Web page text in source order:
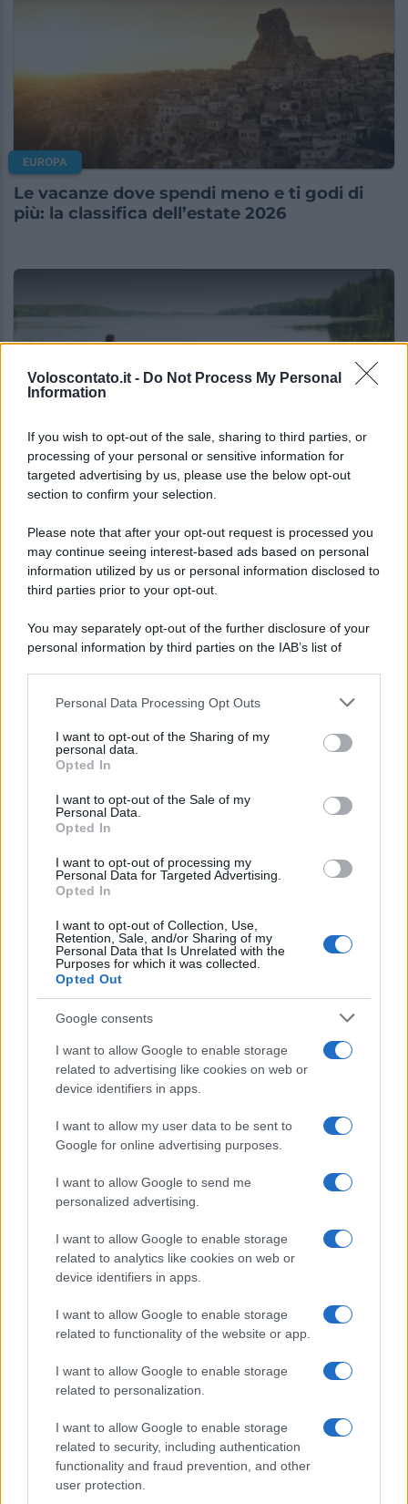
Voloscontato.it - Do Not Process My Personal
Information
If you wish to opt-out of the sale, sharing to third parties, or
processing of your personal or sensitive information for
targeted advertising by us, please use the below opt-out
section to confirm your selection.
Please note that after your opt-out request is processed you
may continue seeing interest-based ads based on personal
information utilized by us or personal information disclosed to
third parties prior to your opt-out.
You may separately opt-out of the further disclosure of your
personal information by third parties on the IAB’s list of
This information may also be disclosed by us to third parties
disclose it to other third parties.
Please note that this website/app uses one or more Google
services and may gather and store information including but
not limited to your visit or usage behaviour. You may click to
grant or deny consent to Google and its third-party tags to
consent section.
Personal Data Processing Opt Outs
I want to opt-out of the Sharing of my
personal data.
Opted In
I want to opt-out of the Sale of my
Personal Data.
Opted In
I want to opt-out of processing my
Personal Data for Targeted Advertising.
Opted In
I want to opt-out of Collection, Use,
Retention, Sale, and/or Sharing of my
Personal Data that Is Unrelated with the
Purposes for which it was collected.
Opted Out
Google consents
I want to allow Google to enable storage
related to advertising like cookies on web or
device identifiers in apps.
I want to allow my user data to be sent to
Google for online advertising purposes.
I want to allow Google to send me
personalized advertising.
I want to allow Google to enable storage
related to analytics like cookies on web or
device identifiers in apps.
I want to allow Google to enable storage
related to functionality of the website or app.
I want to allow Google to enable storage
related to personalization.
I want to allow Google to enable storage
related to security, including authentication
functionality and fraud prevention, and other
user protection.
EUROPA
Le vacanze dove spendi meno e ti godi di
più: la classifica dell’estate 2026
EUROPA
Sempre più persone cercano il fresco: i Paesi
europei dove l’estate è più mite
Lo sapevi che...
Un grande quotidiano europeo
incorona le Isole Eolie: ecco perché
tutti ne parlano
L’Aeroporto di Bari introduce una
novità che cambia l’attesa prima del
Antica Fiera dell’Assunta di Viconovo:
CHI
SIAMO
PARTNERSHIP E
ACCREDITAMENTI
© 2026 - VOLOSCONTATO CONSIGLI E DIARI DI VIAGGIO - P.IVA
04827280654 – TESTATA REGISTRATA AL TRIBUNALE DI NOCERA
INFERIORE N. 3/2026 – REG. N. 1894/2026 ISCRIZIONE AL ROC N.
35792 – ISCRITTA ALL’ANSO (ASSOCIAZIONE NAZIONALE STAMPA
ONLINE)
MAPPA DEL SITO